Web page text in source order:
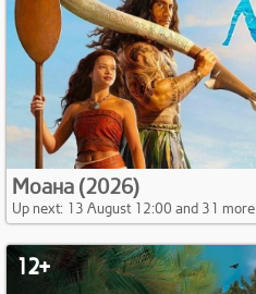
Моана (2026)
Up next: 13 August 12:00 and 31 more
12+